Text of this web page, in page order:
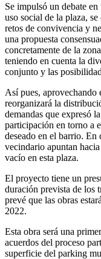
Se impulsó un debate
uso social de la plaza,
retos de convivencia y
una propuesta
concretamente de la
teniendo en cuenta la
conjunto y las
Así pues, aprovechando
reorganizará la
demandas que expresó
participación en torno a
deseado en el barrio. En
vecindario apuntan
vacío en esta plaza.
El proyecto tiene un
duración prevista de los
prevé que las obras
2022.
Esta obra será una
acuerdos del proceso
superficie del parking